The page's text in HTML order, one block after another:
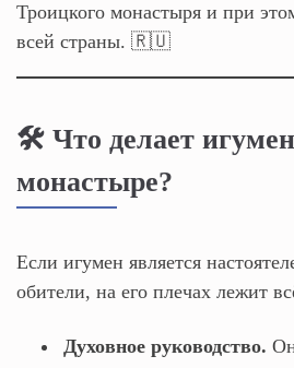
Троицкого монастыря и при
всей страны. 🇷🇺
🛠️ Что делает
монастыре?
Если игумен является
обители, на его плечах лежит
Духовное руководство.